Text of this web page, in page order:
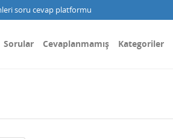
soru cevap platformu
Sorular Cevaplanmamış Kategoriler